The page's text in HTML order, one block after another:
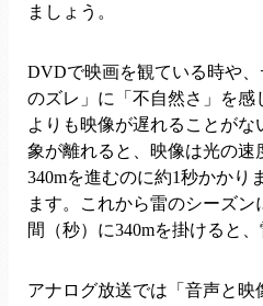
ましょう。
DVDで映画を観ている時や
のズレ」に「不自然さ」を
よりも映像が遅れることが
象が離れると、映像は光の
340mを進むのに約1秒かかり
ます。これから雷のシーズ
間（秒）に340mを掛けると
アナログ放送では「音声と